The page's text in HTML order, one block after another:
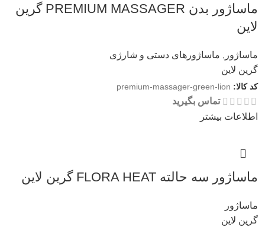
ماساژور بدن PREMIUM MASSAGER گرین
لاین
ماساژور , ماساژورهای دستی و شارژی
گرین لاین
کد کالا: premium-massager-green-lion
تماس بگیرید
اطلاعات بیشتر
ماساژور سه حالته FLORA HEAT گرین لاین
ماساژور
گرین لاین